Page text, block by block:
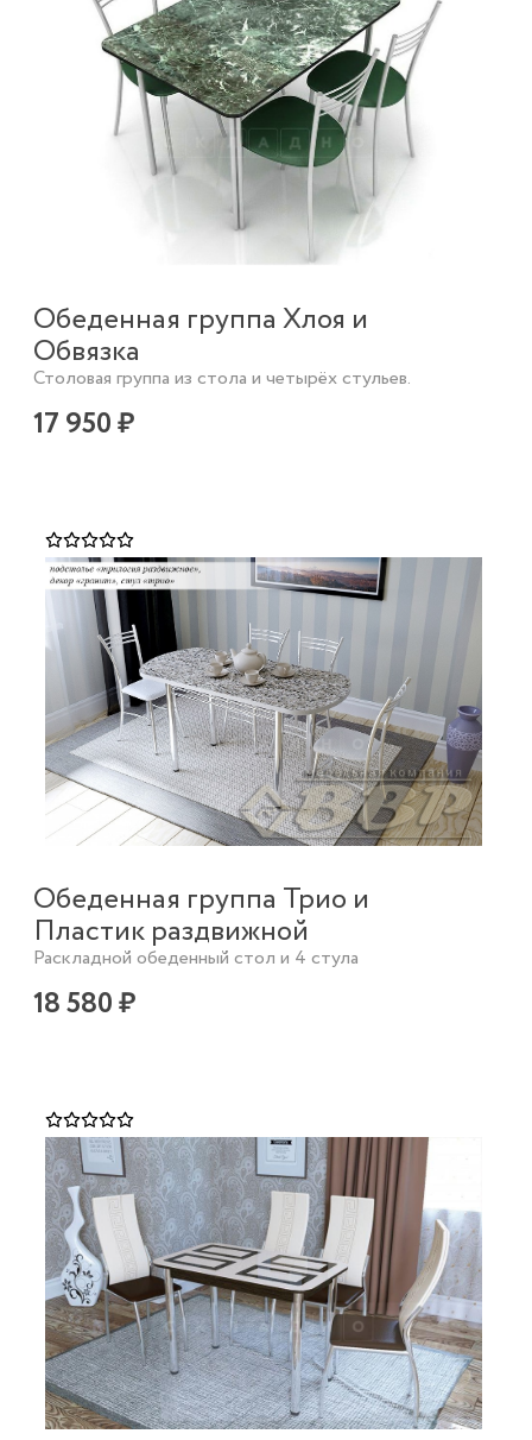
Обеденная группа Хлоя и
Обвязка
Столовая группа из стола и четырёх стульев.
17 950 ₽
Обеденная группа Трио и
Пластик раздвижной
Раскладной обеденный стол и 4 стула
18 580 ₽